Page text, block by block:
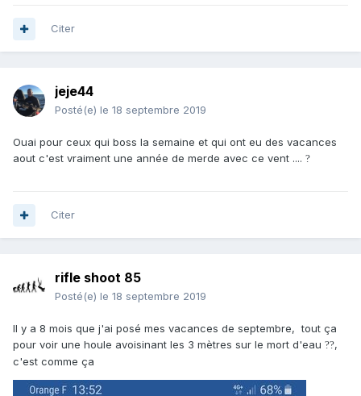
Citer
jeje44
Posté(e) le 18 septembre 2019
Ouai pour ceux qui boss la semaine et qui ont eu des vacances
aout c'est vraiment une année de merde avec ce vent .... ?
Citer
rifle shoot 85
Posté(e) le 18 septembre 2019
Il y a 8 mois que j'ai posé mes vacances de septembre, tout ça
pour voir une houle avoisinant les 3 mètres sur le mort d'eau ??,
c'est comme ça